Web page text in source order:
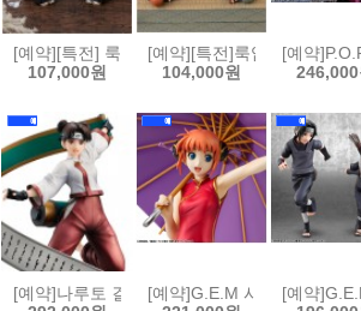
[예약][특전] 룩업 블리치 - 히츠가야 토시로
107,000원
[예약][특전]룩업 나루토 질
104,000원
[예약
246,000
[예약]나루토 걸즈 나루토 질풍전 - 텐텐
[예약]G.E.M 시리즈 은혼 -
[예약